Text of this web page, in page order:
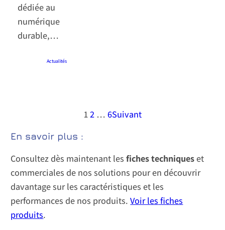
dédiée au
numérique
durable,…
Actualités
1 2 … 6Suivant
En savoir plus :
Consultez dès maintenant lesfiches techniqueset
commerciales de nos solutions pour en découvrir
davantage sur les caractéristiques et les
performances de nos produits.Voir les fiches
produits.